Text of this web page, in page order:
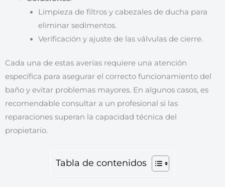
Limpieza de filtros y cabezales de ducha para
eliminar sedimentos.
Verificación y ajuste de las válvulas de cierre.
Cada una de estas averías requiere una atención
específica para asegurar el correcto funcionamiento del
baño y evitar problemas mayores. En algunos casos, es
recomendable consultar a un profesional si las
reparaciones superan la capacidad técnica del
propietario.
Tabla de contenidos